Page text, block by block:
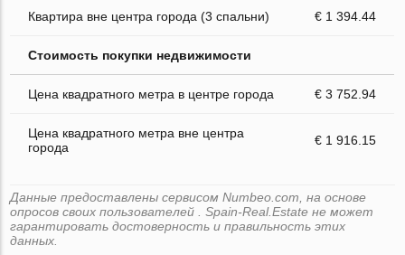
Квартира вне центра города (3 спальни) € 1 394.44
Стоимость покупки недвижимости
Цена квадратного метра в центре города € 3 752.94
Цена квадратного метра вне центра
города
€ 1 916.15
Данные предоставлены сервисом Numbeo.com, на основе
опросов своих пользователей . Spain-Real.Estate не может
гарантировать достоверность и правильность этих
данных.